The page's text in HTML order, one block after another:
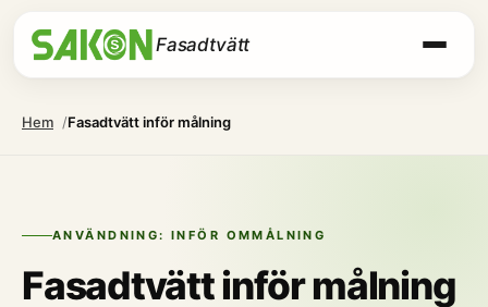
Fasadtvätt
Hem Fasadtvätt inför målning
ANVÄNDNING: INFÖR OMMÅLNING
Fasadtvätt inför målning